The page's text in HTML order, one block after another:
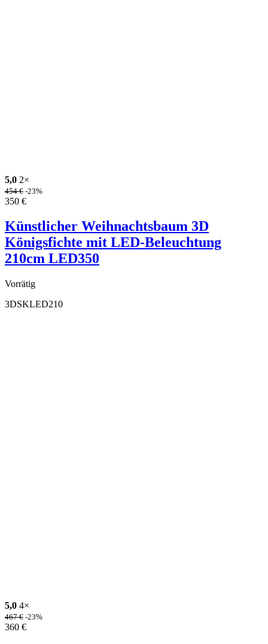
5,0 2×
454€ -23%
350 €
Künstlicher Weihnachtsbaum 3D
Königsfichte mit LED-Beleuchtung
210cm LED350
Vorrätig
3DSKLED210
5,0 4×
467€ -23%
360 €